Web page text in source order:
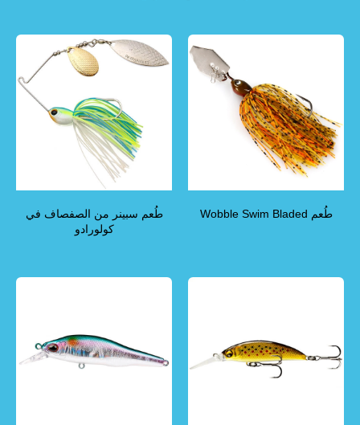
طُعم Wobble Swim Bladed
طُعم سبينر من الصفصاف في
كولورادو